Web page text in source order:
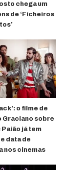
chega um
de ‘Ficheiros
o filme de
Graciano sobre
Paião já tem
data de
nos cinemas